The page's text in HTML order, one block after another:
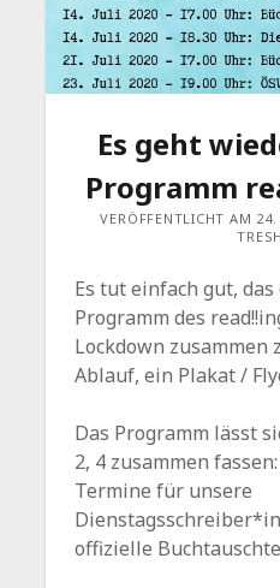
Es geht
Programm
VERÖFFENTLICHT AM
Es tut einfach gut,
Programm des
Lockdown zusammen
Ablauf, ein Plakat /
Das Programm lässt
2, 4 zusammen
Termine für unsere
offizielle